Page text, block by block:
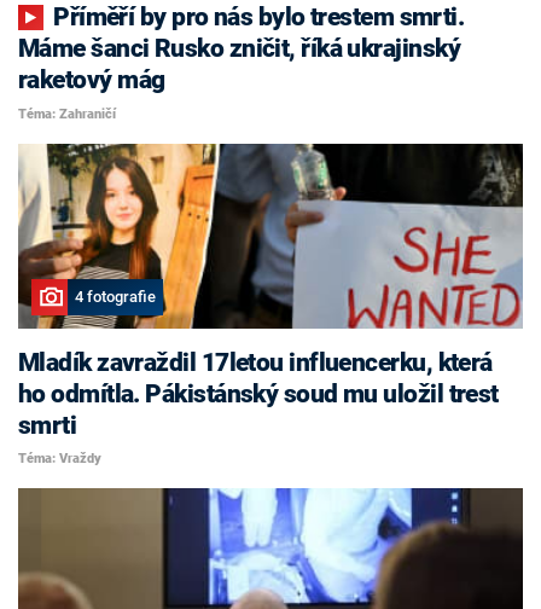
Máme šanci Rusko zničit, říká ukrajinský
raketový mág
Téma: Zahraničí
4 fotografie
Mladík zavraždil 17letou influencerku, která
ho odmítla. Pákistánský soud mu uložil trest
smrti
Téma: Vraždy